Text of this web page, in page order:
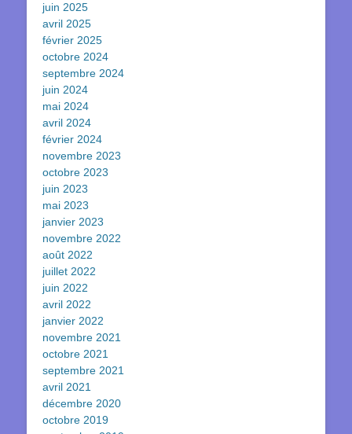
juin 2025
avril 2025
février 2025
octobre 2024
septembre 2024
juin 2024
mai 2024
avril 2024
février 2024
novembre 2023
octobre 2023
juin 2023
mai 2023
janvier 2023
novembre 2022
août 2022
juillet 2022
juin 2022
avril 2022
janvier 2022
novembre 2021
octobre 2021
septembre 2021
avril 2021
décembre 2020
octobre 2019